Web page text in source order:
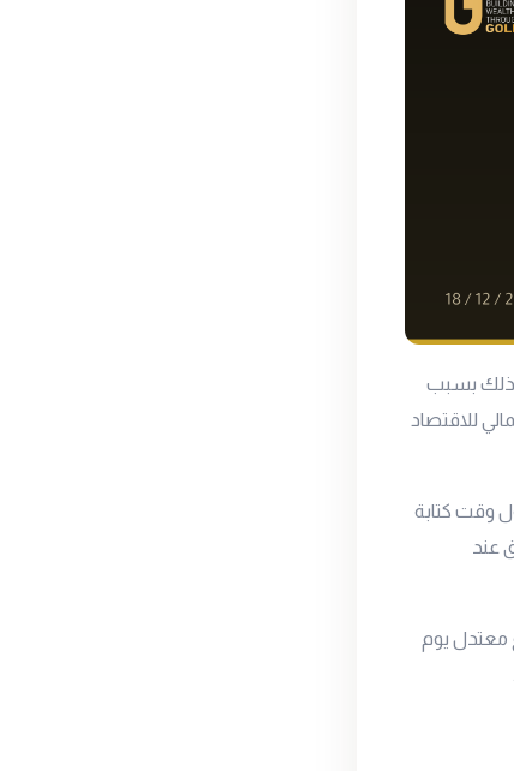
وذلك بسبب
للاقتصاد
جنيه للجرام ليتداول وقت كتابة
22 جنيه حيث أغلق عند
معتدل يوم